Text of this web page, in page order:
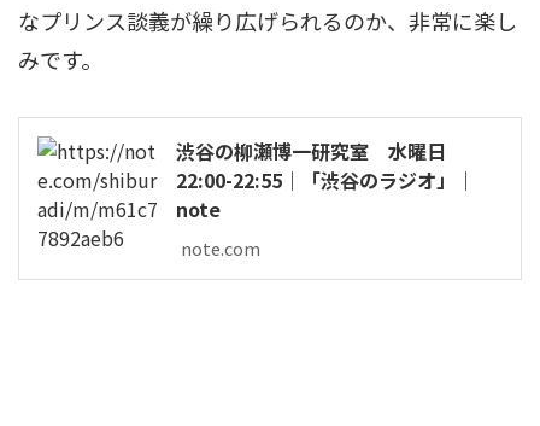
なプリンス談義が繰り広げられるのか、非常に楽し
みです。
渋谷の柳瀬博一研究室 水曜日
22:00-22:55｜「渋谷のラジオ」｜
note
note.com